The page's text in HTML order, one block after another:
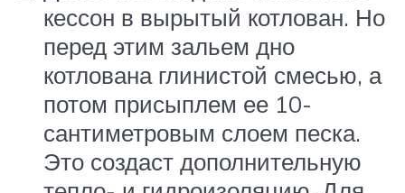
кессон в вырытый котлован. Но
перед этим зальем дно
котлована глинистой смесью, а
потом присыплем ее 10-
сантиметровым слоем песка.
Это создаст дополнительную